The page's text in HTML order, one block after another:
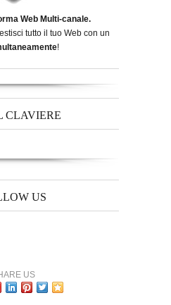
Web Multi-canale.
tutto il tuo Web con un
!
CLAVIERE
US
US